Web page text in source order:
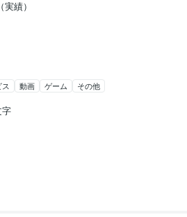
績）
動画 ゲーム その他
字